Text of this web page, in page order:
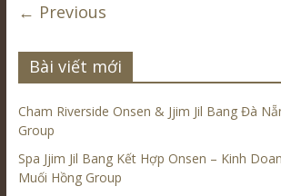
← Previous
Bài viết mới
Cham Riverside Onsen & Jjim Jil Bang Đà
Group
Spa Jjim Jil Bang Kết Hợp Onsen – Kinh
Muối Hồng Group